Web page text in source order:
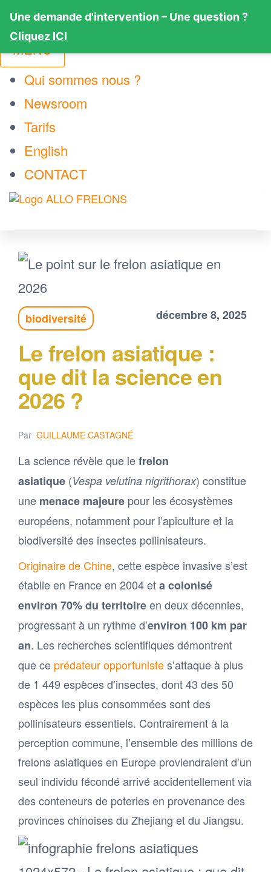
MENU
Qui sommes nous ?
Newsroom
Tarifs
English
CONTACT
Passer
contenu
biodiversité décembre 8, 2025
Le frelon asiatique :
que dit la science en
2026 ?
Par GUILLAUME CASTAGNÉ
La science révèle que lefrelon
asiatique (Vespa velutina nigrithorax) constitue
une menace majeure pour les écosystèmes
européens, notamment pour l’apiculture et la
biodiversité des insectes pollinisateurs.
Originaire de Chine, cette espèce invasive s’est
établie en France en 2004 eta colonisé
environ 70% du territoireen deux décennies,
progressant à un rythme d’environ 100 km par
an. Les recherches scientifiques démontrent
que ce prédateur opportunistes’attaque à plus
de 1 449 espèces d’insectes, dont 43 des 50
espèces les plus consommées sont des
pollinisateurs essentiels. Contrairement à la
perception commune, l’ensemble des millions de
frelons asiatiques en Europe proviendraient d’un
seul individu fécondé arrivé accidentellement via
des conteneurs de poteries en provenance des
provinces chinoises du Zhejiang et du Jiangsu.
Une demande d'intervention – Une question ?
Cliquez ICI